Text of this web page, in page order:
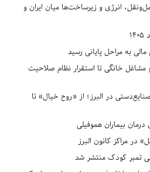
انرژی و زیرساخت‌ها میان ایران و
به مراحل پایانی رسید
مشاغل خانگی تا استقرار نظام صلاحیت
در البرز؛ از «روح خیال» تا
تمبر کودک منتشر شد